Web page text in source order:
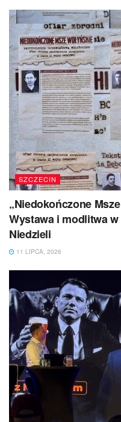
SZCZECIN
„Niedokończone
Wystawa i modlitwa
Niedzieli
11 LIPCA, 2026